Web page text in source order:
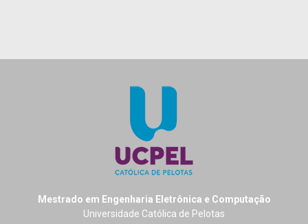
Mestrado em Engenharia Eletrônica e Computação
Universidade Católica de Pelotas